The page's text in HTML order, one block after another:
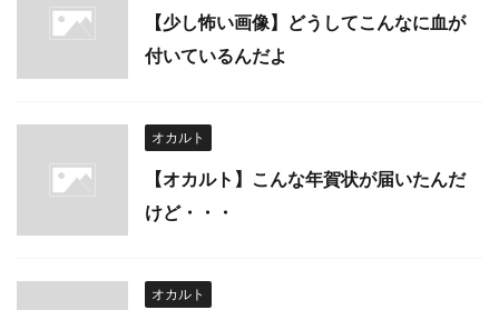
【少し怖い画像】どうしてこんなに血が
付いているんだよ
オカルト
【オカルト】こんな年賀状が届いたんだ
けど・・・
オカルト